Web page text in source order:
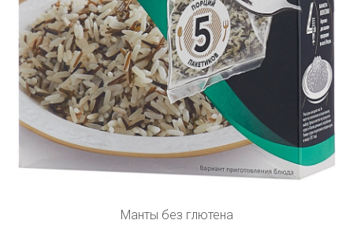
Манты без глютена